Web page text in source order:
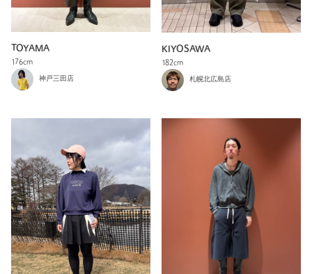
TOYAMA
176cm
神戸三田店
KIYOSAWA
182cm
札幌北広島店